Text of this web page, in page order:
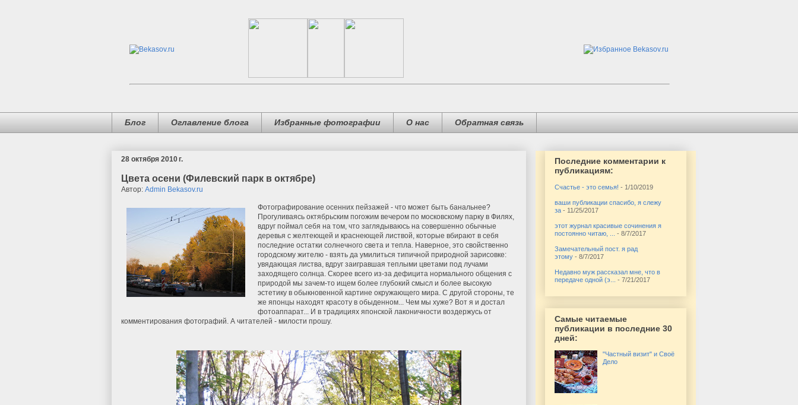
Блог Оглавление блога Избранные фотографии О нас Обратная связь
28 октября 2010 г.
Цвета осени (Филевский парк в октябре)
Автор: Admin Bekasov.ru
Фотографирование осенних пейзажей - что может быть банальнее?
Прогуливаясь октябрьским погожим вечером по московскому парку в Филях,
вдруг поймал себя на том, что заглядываюсь на совершенно обычные
деревья с желтеющей и краснеющей листвой, которые вбирают в себя
последние остатки солнечного света и тепла. Наверное, это свойственно
городскому жителю - взять да умилиться типичной природной зарисовке:
увядающая листва, вдруг заигравшая теплыми цветами под лучами
заходящего солнца. Скорее всего из-за дефицита нормального общения с
природой мы зачем-то ищем более глубокий смысл и более высокую
эстетику в обыкновенной картине окружающего мира. С другой стороны, те
же японцы находят красоту в обыденном... Чем мы хуже? Вот я и достал
фотоаппарат... И в традициях японской лаконичности воздержусь от
комментирования фотографий. А читателей - милости прошу.
Последние комментарии к
публикациям:
Счастье - это семья! - 1/10/2019
ваши публикации спасибо, я слежу
за - 11/25/2017
этот журнал красивые сочинения я
постоянно читаю, ...
- 8/7/2017
Замечательный пост. я рад
этому - 8/7/2017
Недавно муж рассказал мне, что в
передаче одной (э...
- 7/21/2017
Самые читаемые
публикации в последние 30
дней:
"Частный визит" и Своё
Дело